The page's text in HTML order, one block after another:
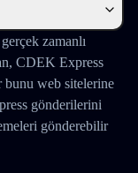
zamanlı
CDEK Express
bunu web sitelerine
gönderilerini
gönderebilir